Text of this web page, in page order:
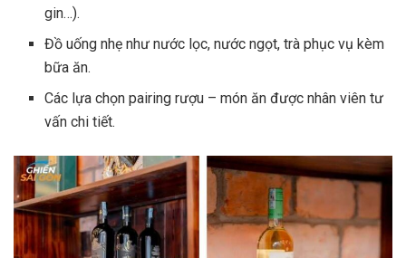
gin…).
Đồ uống nhẹ như nước lọc, nước ngọt, trà phục vụ kèm
bữa ăn.
Các lựa chọn pairing rượu – món ăn được nhân viên tư
vấn chi tiết.